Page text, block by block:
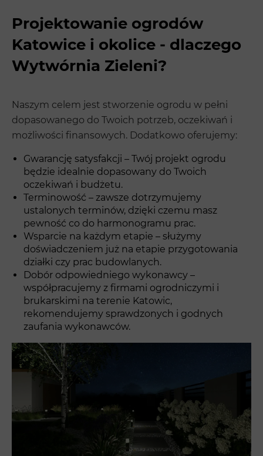
Projektowanie ogrodów
Katowice i okolice - dlaczego
Wytwórnia Zieleni?
Naszym celem jest stworzenie ogrodu w pełni
dopasowanego do Twoich potrzeb, oczekiwań i
możliwości finansowych. Dodatkowo oferujemy:
Gwarancję satysfakcji – Twój projekt ogrodu
będzie idealnie dopasowany do Twoich
oczekiwań i budżetu.
Terminowość – zawsze dotrzymujemy
ustalonych terminów, dzięki czemu masz
pewność co do harmonogramu prac.
Wsparcie na każdym etapie – służymy
doświadczeniem już na etapie przygotowania
działki czy prac budowlanych.
Dobór odpowiedniego wykonawcy –
współpracujemy z firmami ogrodniczymi i
brukarskimi na terenie Katowic,
rekomendujemy sprawdzonych i godnych
zaufania wykonawców.